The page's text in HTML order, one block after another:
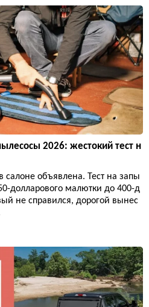
2026: жестокий тест н
объявлена. Тест на запы
долларового малютки до 400-д
не справился, дорогой вынес